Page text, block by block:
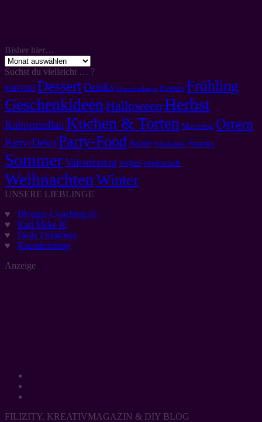
Bisher hier…
Bisher
hier…
Suchst du vielleicht … ?
#DBVDH DessertDrinks Druckvorlagen Events Frühling
Geschenkideen HalloweenHerbst
Kaltporzellan Kuchen & Torten Muttertag Ostern
Party-Deko Party-Food Salate Schokolade Snacks
Sommer Valentinstag vegan vegetarisch
Weihnachten Winter
UNSERE LIEBLINGE
♥ Blogger-Coaching.de
♥ Kati Make It!
♥ Daily Dreamery
♥ Raumkrönung
Anzeige
FILIZITY. KREATIVMAGAZIN & DIY BLOG